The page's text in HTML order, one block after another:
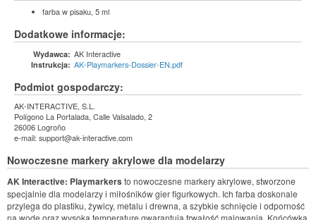
farba w pisaku, 5 ml
Dodatkowe informacje:
Wydawca: AK Interactive
Instrukcja: AK-Playmarkers-Dossier-EN.pdf
Podmiot gospodarczy:
AK-INTERACTIVE, S.L.
Polígono La Portalada, Calle Valsalado, 2
26006 Logroño
e-mail: support@ak-interactive.com
Nowoczesne markery akrylowe dla modelarzy
AK Interactive: Playmarkers to nowoczesne markery akrylowe, stworzone
specjalnie dla modelarzy i miłośników gier figurkowych. Ich farba doskonale
przylega do plastiku, żywicy, metalu i drewna, a szybkie schnięcie i odporność
na wodę oraz wysoką temperaturę gwarantują trwałość malowania. Końcówka